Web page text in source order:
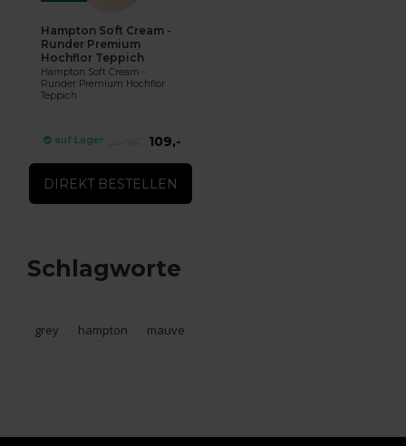
Hampton Soft Cream -
Runder Premium
Hochflor Teppich
Hampton Soft Cream -
Runder Premium Hochflor
Teppich
auf Lager 109,-
DIREKT BESTELLEN
Schlagworte
grey hampton mauve